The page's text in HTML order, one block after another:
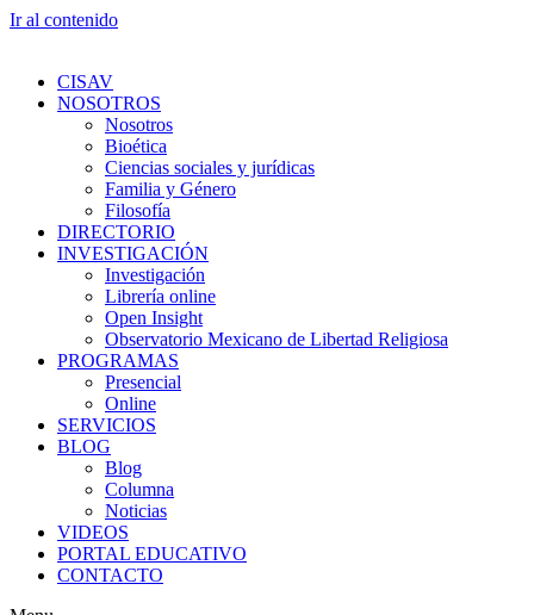
Ir al contenido
CISAV
NOSOTROS
Nosotros
Bioética
Ciencias sociales y jurídicas
Familia y Género
Filosofía
DIRECTORIO
INVESTIGACIÓN
Investigación
Librería online
Open Insight
Observatorio Mexicano de Libertad Religiosa
PROGRAMAS
Presencial
Online
SERVICIOS
BLOG
Blog
Columna
Noticias
VIDEOS
PORTAL EDUCATIVO
CONTACTO